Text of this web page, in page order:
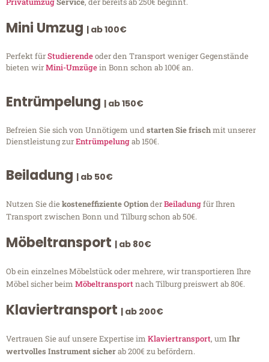
Mini Umzug | ab 100€
Perfekt fürStudierendeoder den Transport weniger Gegenstände
bieten wirMini-Umzügein Bonn schon ab 100€ an.
Entrümpelung | ab 150€
Befreien Sie sich von Unnötigem undstarten Sie frischmit unserer
Dienstleistung zurEntrümpelungab 150€.
Beiladung | ab 50€
Nutzen Sie diekosteneffiziente OptionderBeiladungfür Ihren
Transport zwischen Bonn und Tilburg schon ab 50€.
Möbeltransport | ab 80€
Ob ein einzelnes Möbelstück oder mehrere, wir transportieren Ihre
Möbel sicher beim Möbeltransportnach Tilburg preiswert ab 80€.
Klaviertransport | ab 200€
Vertrauen Sie auf unsere Expertise im Klaviertransport, um Ihr
wertvolles Instrument sicherab 200€ zu befördern.